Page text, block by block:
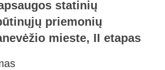
statinių
priemonių
mieste, II etapas